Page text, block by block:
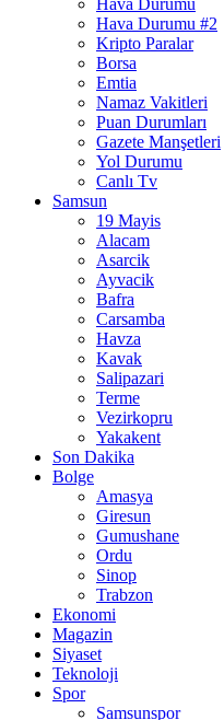
Hava Durumu
Hava Durumu #2
Kripto Paralar
Borsa
Emtia
Namaz Vakitleri
Puan Durumları
Gazete Manşetleri
Yol Durumu
Canlı Tv
Samsun
19 Mayis
Alacam
Asarcik
Ayvacik
Bafra
Carsamba
Havza
Kavak
Salipazari
Terme
Vezirkopru
Yakakent
Son Dakika
Bolge
Amasya
Giresun
Gumushane
Ordu
Sinop
Trabzon
Ekonomi
Magazin
Siyaset
Teknoloji
Spor
Samsunspor